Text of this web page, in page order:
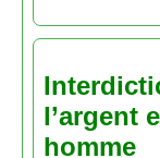
l’argent
homme